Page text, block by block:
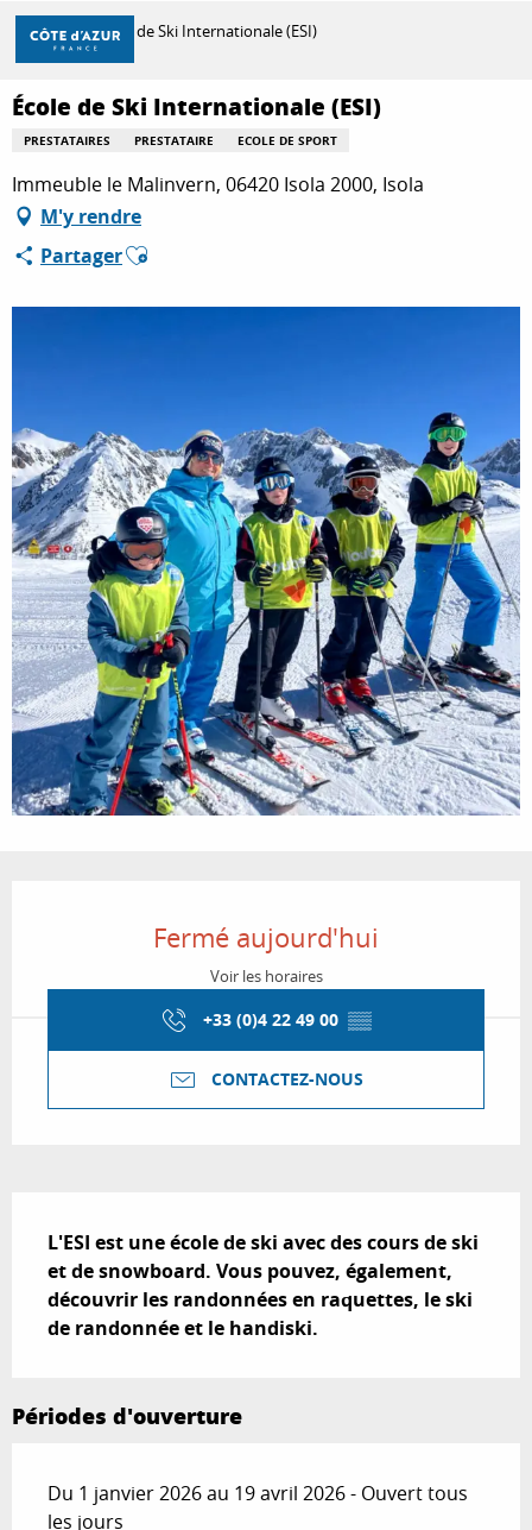
Aller
contenu
principal
DÉCOUVRIR
À FAIRE
SÉJOURNER
Accueil École de Ski Internationale (ESI)
École de Ski Internationale (ESI)
PRESTATAIRES PRESTATAIRE ECOLE DE SPORT
Immeuble le Malinvern, 06420 Isola 2000, Isola
M'y rendre
PartagerAjouter aux favoris
Fermé aujourd'hui
Voir les horaires
+33 (0)4 22 49 00 ▒▒
CONTACTEZ-NOUS
L'ESI est une école de ski avec des cours de ski
et de snowboard. Vous pouvez, également,
découvrir les randonnées en raquettes, le ski
de randonnée et le handiski.
Périodes d'ouverture
Du 1 janvier 2026 au 19 avril 2026 - Ouvert tous
les jours